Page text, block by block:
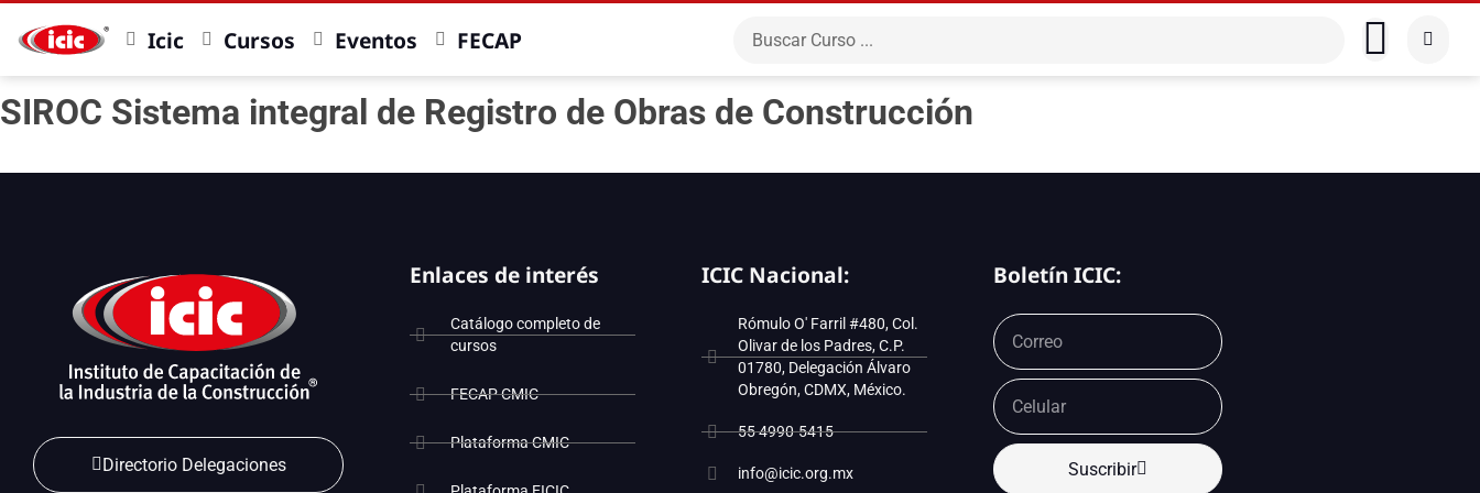
Icic Cursos Eventos FECAP
SIROC Sistema integral de Registro de Obras de Construcción
Directorio Delegaciones
Enlaces de interés
Catálogo completo de
cursos
FECAP CMIC
Plataforma CMIC
ICIC Nacional:
Rómulo O' Farril #480, Col.
Olivar de los Padres, C.P.
01780, Delegación Álvaro
Obregón, CDMX, México.
55 4990-5415
info@icic.org.mx
Boletín ICIC:
Suscribir